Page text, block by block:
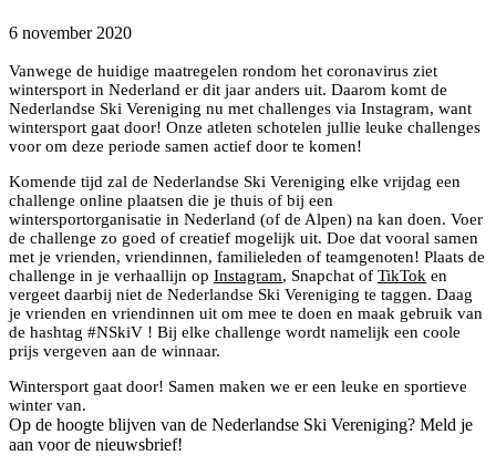
6 november 2020
Vanwege de huidige maatregelen rondom het coronavirus ziet
wintersport in Nederland er dit jaar anders uit. Daarom komt de
Nederlandse Ski Vereniging nu met challenges via Instagram, want
wintersport gaat door! Onze atleten schotelen jullie leuke challenges
voor om deze periode samen actief door te komen!
Komende tijd zal de Nederlandse Ski Vereniging elke vrijdag een
challenge online plaatsen die je thuis of bij een
wintersportorganisatie in Nederland (of de Alpen) na kan doen. Voer
de challenge zo goed of creatief mogelijk uit. Doe dat vooral samen
met je vrienden, vriendinnen, familieleden of teamgenoten! Plaats de
challenge in je verhaallijn op Instagram, Snapchat of TikTok en
vergeet daarbij niet de Nederlandse Ski Vereniging te taggen. Daag
je vrienden en vriendinnen uit om mee te doen en maak gebruik van
de hashtag #NSkiV ! Bij elke challenge wordt namelijk een coole
prijs vergeven aan de winnaar.
Wintersport gaat door! Samen maken we er een leuke en sportieve
winter van.
Op de hoogte blijven van de Nederlandse Ski Vereniging? Meld je
aan voor de nieuwsbrief!